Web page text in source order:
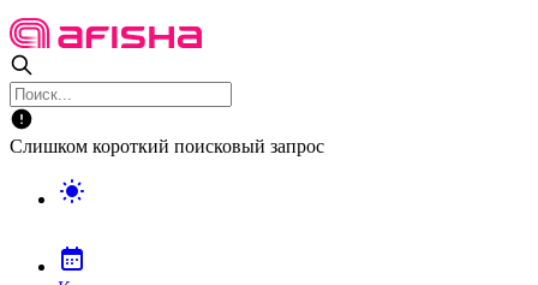
Слишком короткий поисковый запрос